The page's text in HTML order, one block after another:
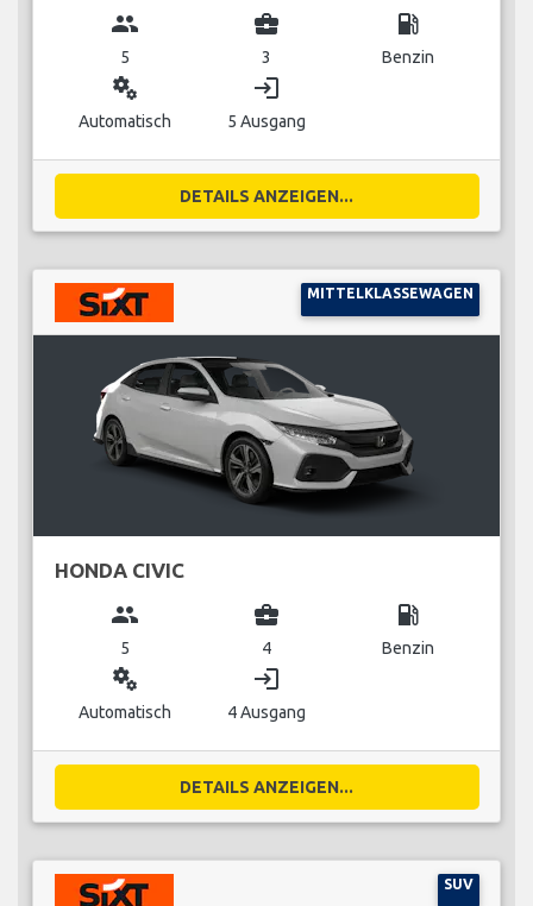
group
5
business_center
3
local_gas_station
Benzin
miscellaneous_services
Automatisch
login
5 Ausgang
DETAILS ANZEIGEN...
MITTELKLASSEWAGEN
HONDA CIVIC
group
5
business_center
4
local_gas_station
Benzin
miscellaneous_services
Automatisch
login
4 Ausgang
DETAILS ANZEIGEN...
SUV